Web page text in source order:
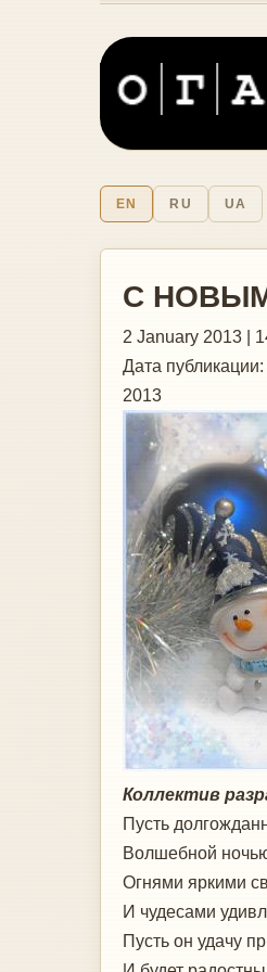
EN RU UA
С
2 January 2013 |
Дата публикации:
2013
Коллектив
Пусть
Волшебной
Огнями яркими
И чудесами
Пусть он удачу